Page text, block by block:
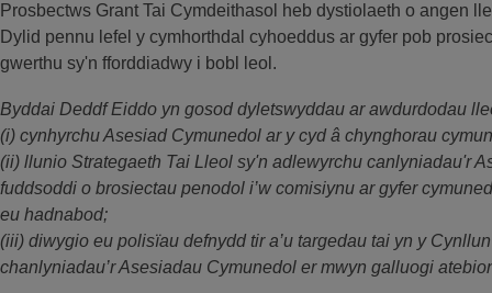
Prosbectws Grant Tai Cymdeithasol heb dystiolaeth o angen
Dylid pennu lefel y cymhorthdal cyhoeddus ar gyfer pob
gwerthu sy'n fforddiadwy i bobl leol.
Byddai Deddf Eiddo yn gosod dyletswyddau ar awdurdodau
(i) cynhyrchu Asesiad Cymunedol ar y cyd â chynghorau
(ii) llunio Strategaeth Tai Lleol sy'n adlewyrchu canlyniadau'r
fuddsoddi o brosiectau penodol i’w comisiynu ar gyfer
eu hadnabod;
(iii) diwygio eu polisïau defnydd tir a’u targedau tai yn y
chanlyniadau’r Asesiadau Cymunedol er mwyn galluogi